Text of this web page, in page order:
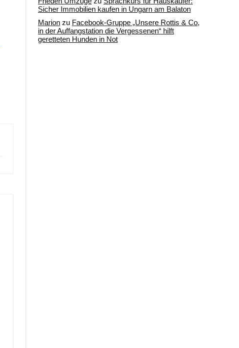
Sicher Immobilien kaufen in Ungarn am Balaton
Marion zu Facebook-Gruppe „Unsere Rottis & Co,
in der Auffangstation die Vergessenen“ hilft
geretteten Hunden in Not